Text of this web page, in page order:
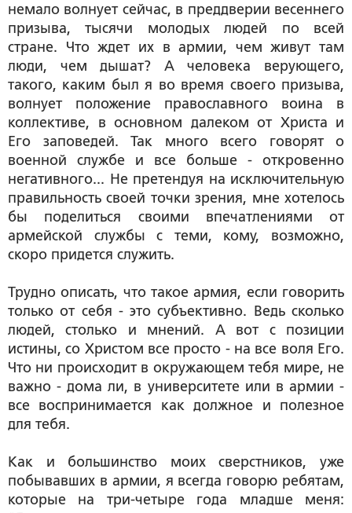
немало волнует сейчас, в преддверии весеннего
призыва, тысячи молодых людей по всей
стране. Что ждет их в армии, чем живут там
люди, чем дышат? А человека верующего,
такого, каким был я во время своего призыва,
волнует положение православного воина в
коллективе, в основном далеком от Христа и
Его заповедей. Так много всего говорят о
военной службе и все больше - откровенно
негативного... Не претендуя на исключительную
правильность своей точки зрения, мне хотелось
бы поделиться своими впечатлениями от
армейской службы с теми, кому, возможно,
скоро придется служить.
Трудно описать, что такое армия, если говорить
только от себя - это субъективно. Ведь сколько
людей, столько и мнений. А вот с позиции
истины, со Христом все просто - на все воля Его.
Что ни происходит в окружающем тебя мире, не
важно - дома ли, в университете или в армии -
все воспринимается как должное и полезное
для тебя.
Как и большинство моих сверстников, уже
побывавших в армии, я всегда говорю ребятам,
которые на три-четыре года младше меня: